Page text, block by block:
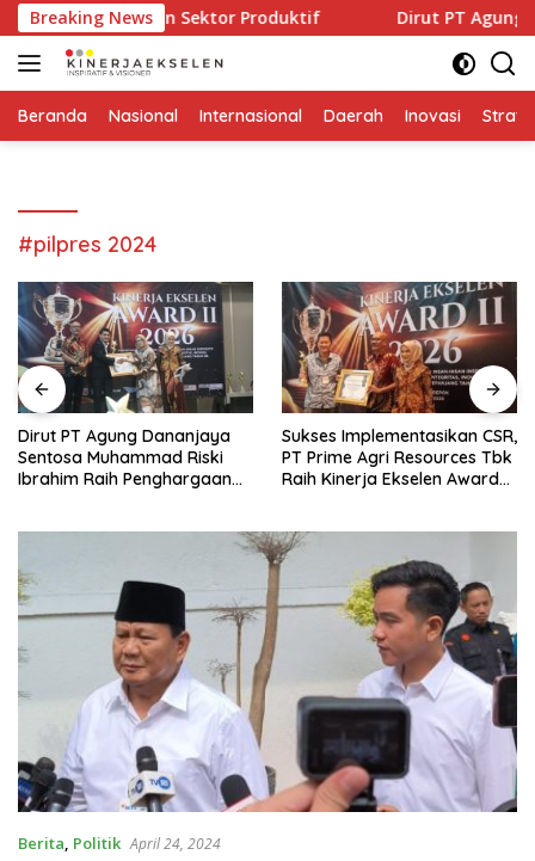
Langsung
ke
konten
Breaking NewsSektor Produktif Dirut PT Agung
Beranda Nasional Internasional Daerah Inovasi
#pilpres 2024
Dirut PT Agung Dananjaya
Sentosa Muhammad Riski
Ibrahim Raih Penghargaan
Sukses Implementasikan CSR,
PT Prime Agri Resources Tbk
Raih Kinerja Ekselen Award
Berita, Politik April 24, 2024